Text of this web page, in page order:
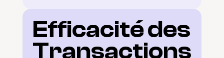
Efficacité des
Transactions